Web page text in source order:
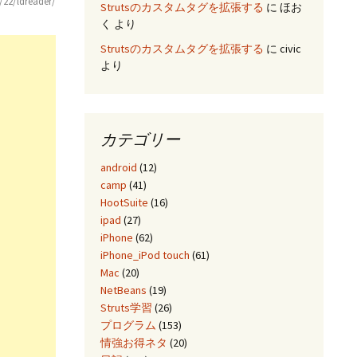
Strutsのカスタムタグを拡張する に ほお
く より
Strutsのカスタムタグを拡張する に civic
より
カテゴリー
android (12)
camp (41)
HootSuite (16)
ipad (27)
iPhone (62)
iPhone_iPod touch (61)
Mac (20)
NetBeans (19)
Struts学習 (26)
プログラム (153)
情強お得ネタ (20)